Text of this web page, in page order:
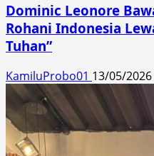
Dominic Leonore
Rohani Indonesia
Tuhan”
KamiluProbo01 13/05/2026